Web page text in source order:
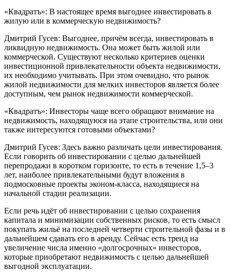
«Квадратъ»: В настоящее время выгоднее инвестировать в
жилую или в коммерческую недвижимость?
Дмитрий Гусев: Выгоднее, причём всегда, инвестировать в
ликвидную недвижимость. Она может быть жилой или
коммерческой. Существуют несколько критериев оценки
инвестиционной привлекательности объекта недвижимости,
их необходимо учитывать. При этом очевидно, что рынок
жилой недвижимости для мелких инвесторов является более
доступным, чем рынок недвижимости коммерческой.
«Квадратъ»: Инвесторы чаще всего обращают внимание на
недвижимость, находящуюся на этапе строительства, или они
также интересуются готовыми объектами?
Дмитрий Гусев: Здесь важно различать цели инвестирования.
Если говорить об инвестировании с целью дальнейшей
перепродажи в коротком горизонте, то есть в течение 1,5–3
лет, наиболее привлекательными будут вложения в
подмосковные проекты эконом-класса, находящиеся на
начальной стадии реализации.
Если речь идёт об инвестировании с целью сохранения
капитала и минимизации собственных рисков, то есть смысл
покупать жильё на последней четверти строительной фазы и в
дальнейшем сдавать его в аренду. Сейчас есть тренд на
увеличение числа именно «долгосрочных» инвесторов,
которые приобретают недвижимость с целью дальнейшей
выгодной эксплуатации.